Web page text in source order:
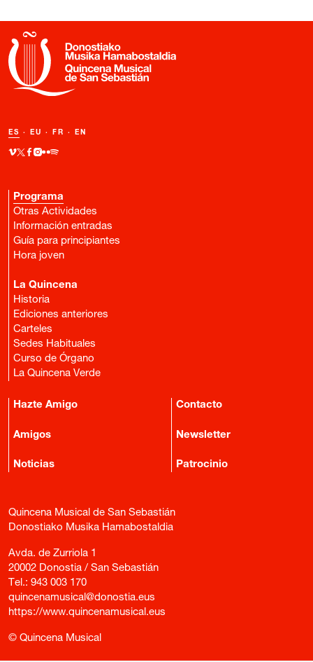
ES · EU · FR · EN
Programa
Otras Actividades
Información entradas
Guía para principiantes
Hora joven
La Quincena
Historia
Ediciones anteriores
Carteles
Sedes Habituales
Curso de Órgano
La Quincena Verde
Hazte Amigo
Amigos
Noticias
Contacto
Newsletter
Patrocinio
Quincena Musical de San Sebastián
Donostiako Musika Hamabostaldia
Avda. de Zurriola 1
20002 Donostia / San Sebastián
Tel.: 943 003 170
quincenamusical@donostia.eus
https://www.quincenamusical.eus
© Quincena Musical